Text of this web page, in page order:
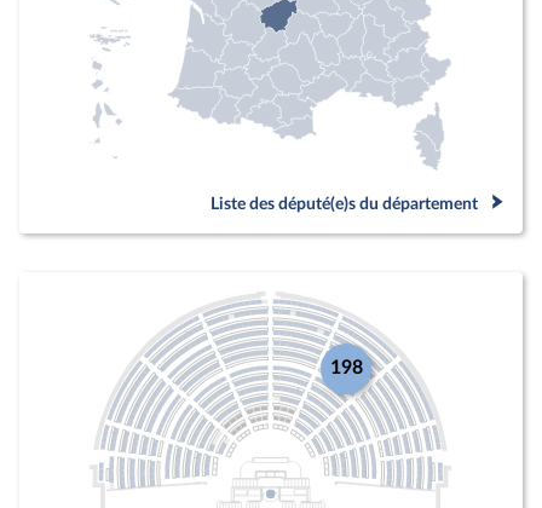
Liste des député(e)s du département
198